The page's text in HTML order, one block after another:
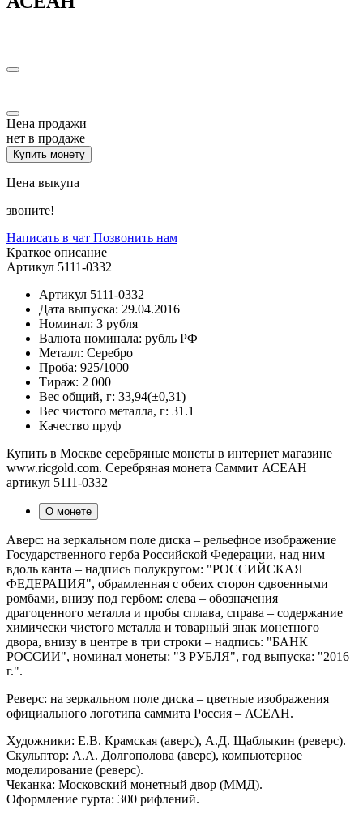
Цена продажи
нет в продаже
Купить монету
Цена выкупа
звоните!
Написать в чат Позвонить нам
Краткое описание
Артикул 5111-0332
Артикул 5111-0332
Дата выпуска: 29.04.2016
Номинал: 3 рубля
Валюта номинала: рубль РФ
Металл: Серебро
Проба: 925/1000
Тираж: 2 000
Вес общий, г: 33,94(±0,31)
Вес чистого металла, г: 31.1
Качество пруф
Купить в Москве серебряные монеты в интернет магазине
www.ricgold.com. Серебряная монета Саммит АСЕАН
артикул 5111-0332
О монете
Аверс: на зеркальном поле диска – рельефное изображение
Государственного герба Российской Федерации, над ним
вдоль канта – надпись полукругом: "РОССИЙСКАЯ
ФЕДЕРАЦИЯ", обрамленная с обеих сторон сдвоенными
ромбами, внизу под гербом: слева – обозначения
драгоценного металла и пробы сплава, справа – содержание
химически чистого металла и товарный знак монетного
двора, внизу в центре в три строки – надпись: "БАНК
РОССИИ", номинал монеты: "3 РУБЛЯ", год выпуска: "2016
г.".
Реверс: на зеркальном поле диска – цветные изображения
официального логотипа саммита Россия – АСЕАН.
Художники: Е.В. Крамская (аверс), А.Д. Щаблыкин (реверс).
Скульптор: А.А. Долгополова (аверс), компьютерное
моделирование (реверс).
Чеканка: Московский монетный двор (ММД).
Оформление гурта: 300 рифлений.